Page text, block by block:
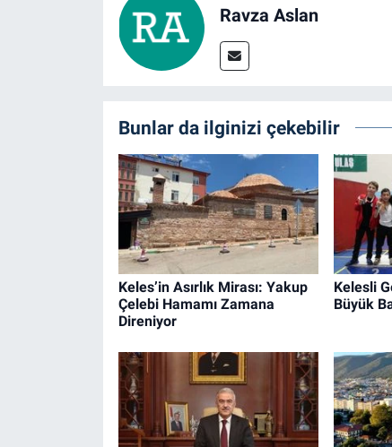
Ravza Aslan
Bunlar da ilginizi çekebilir
Keles’in Asırlık Mirası: Yakup
Çelebi Hamamı Zamana
Direniyor
Kelesli
Büyük